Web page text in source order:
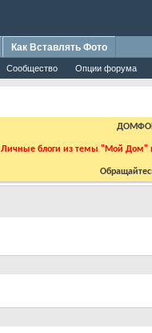
Сообщество Опции форума
Как Вставлять Фото
Личные блоги из темы "Мой Дом"